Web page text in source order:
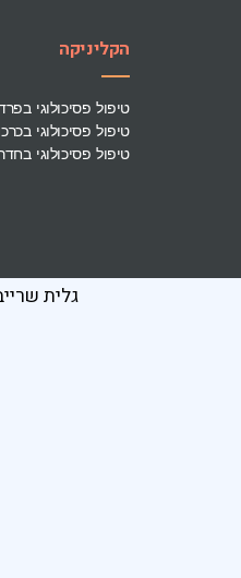
הקליניקה
טיפול פסיכולוגי
טיפול פסיכולוגי
טיפול פסיכולוגי
גלית